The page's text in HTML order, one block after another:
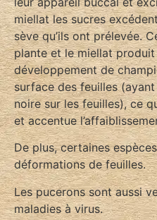
miellat les sucres
sève qu’ils ont prélevée.
plante et le miellat produit
développement de
surface des feuilles (ayant
noire sur les feuilles), ce
et accentue
De plus, certaines
déformations de feuilles.
Les pucerons sont aussi
maladies à virus.